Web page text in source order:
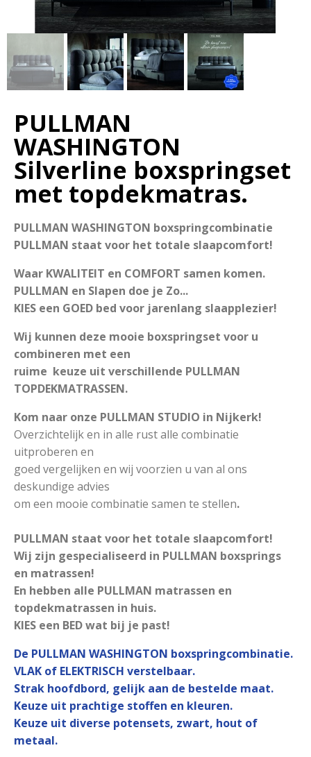
PULLMAN
WASHINGTON
Silverline boxspringset
met topdekmatras.
PULLMAN WASHINGTON boxspringcombinatie
PULLMAN staat voor het totale slaapcomfort!
Waar KWALITEIT en COMFORT samen komen.
PULLMAN en Slapen doe je Zo...
KIES een GOED bed voor jarenlang slaapplezier!
Wij kunnen deze mooie boxspringset voor u
combineren met een
ruime keuze uit verschillende PULLMAN
TOPDEKMATRASSEN.
Kom naar onze PULLMAN STUDIO in Nijkerk!
Overzichtelijk en in alle rust alle combinatie
uitproberen en
goed vergelijken en wij voorzien u van al ons
deskundige advies
om een mooie combinatie samen te stellen.
PULLMAN staat voor het totale slaapcomfort!
Wij zijn gespecialiseerd in PULLMAN boxsprings
en matrassen!
En hebben alle PULLMAN matrassen en
topdekmatrassen in huis.
KIES een BED wat bij je past!
De PULLMAN WASHINGTON boxspringcombinatie.
VLAK of ELEKTRISCH verstelbaar.
Strak hoofdbord, gelijk aan de bestelde maat.
Keuze uit prachtige stoffen en kleuren.
Keuze uit diverse potensets, zwart, hout of
metaal.